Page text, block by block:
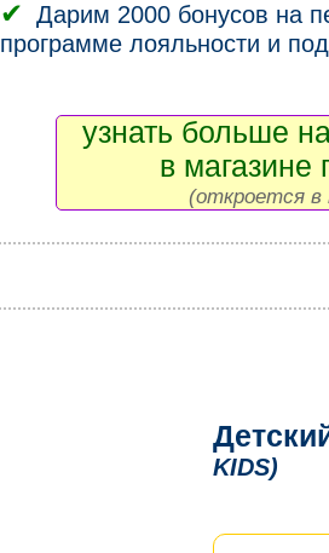
Дарим 2000 бонусов на
программе лояльности и
узнать больше
в магазине
(откроется в
KIDS)